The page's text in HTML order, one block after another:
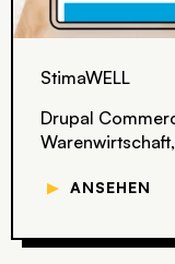
StimaWELL
Drupal
▼ ANSEHEN